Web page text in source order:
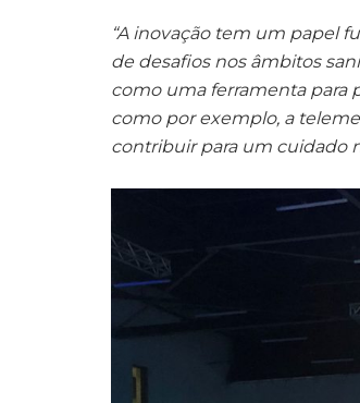
“A inovação tem um papel
de desafios nos âmbitos
como uma ferramenta para
como por exemplo, a
contribuir para um cuidado